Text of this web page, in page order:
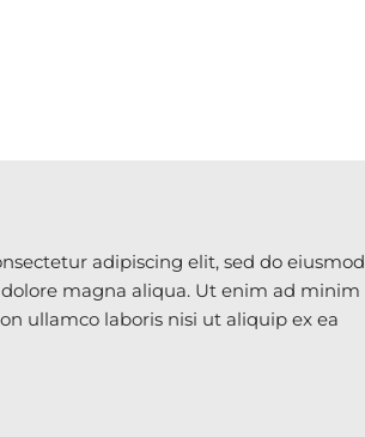
adipiscing elit, sed do eiusmod
magna aliqua. Ut enim ad minim
ullamco laboris nisi ut aliquip ex ea